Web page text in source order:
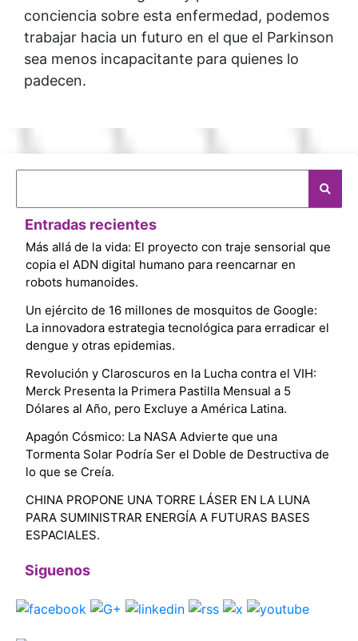
conciencia sobre esta enfermedad, podemos
trabajar hacia un futuro en el que el Parkinson
sea menos incapacitante para quienes lo
padecen.
Entradas recientes
Más allá de la vida: El proyecto con traje sensorial que
copia el ADN digital humano para reencarnar en
robots humanoides.
Un ejército de 16 millones de mosquitos de Google:
La innovadora estrategia tecnológica para erradicar el
dengue y otras epidemias.
Revolución y Claroscuros en la Lucha contra el VIH:
Merck Presenta la Primera Pastilla Mensual a 5
Dólares al Año, pero Excluye a América Latina.
Apagón Cósmico: La NASA Advierte que una
Tormenta Solar Podría Ser el Doble de Destructiva de
lo que se Creía.
CHINA PROPONE UNA TORRE LÁSER EN LA LUNA
PARA SUMINISTRAR ENERGÍA A FUTURAS BASES
ESPACIALES.
Siguenos